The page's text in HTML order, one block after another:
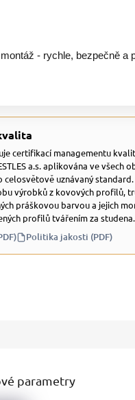
- rychle, bezpečně a
certifikací managementu
a.s. aplikována ve všech
celosvětově uznávaný
výrobků z kovových profilů,
práškovou barvou a jejich
profilů tvářením za studena.
Politika jakosti (PDF)
parametry